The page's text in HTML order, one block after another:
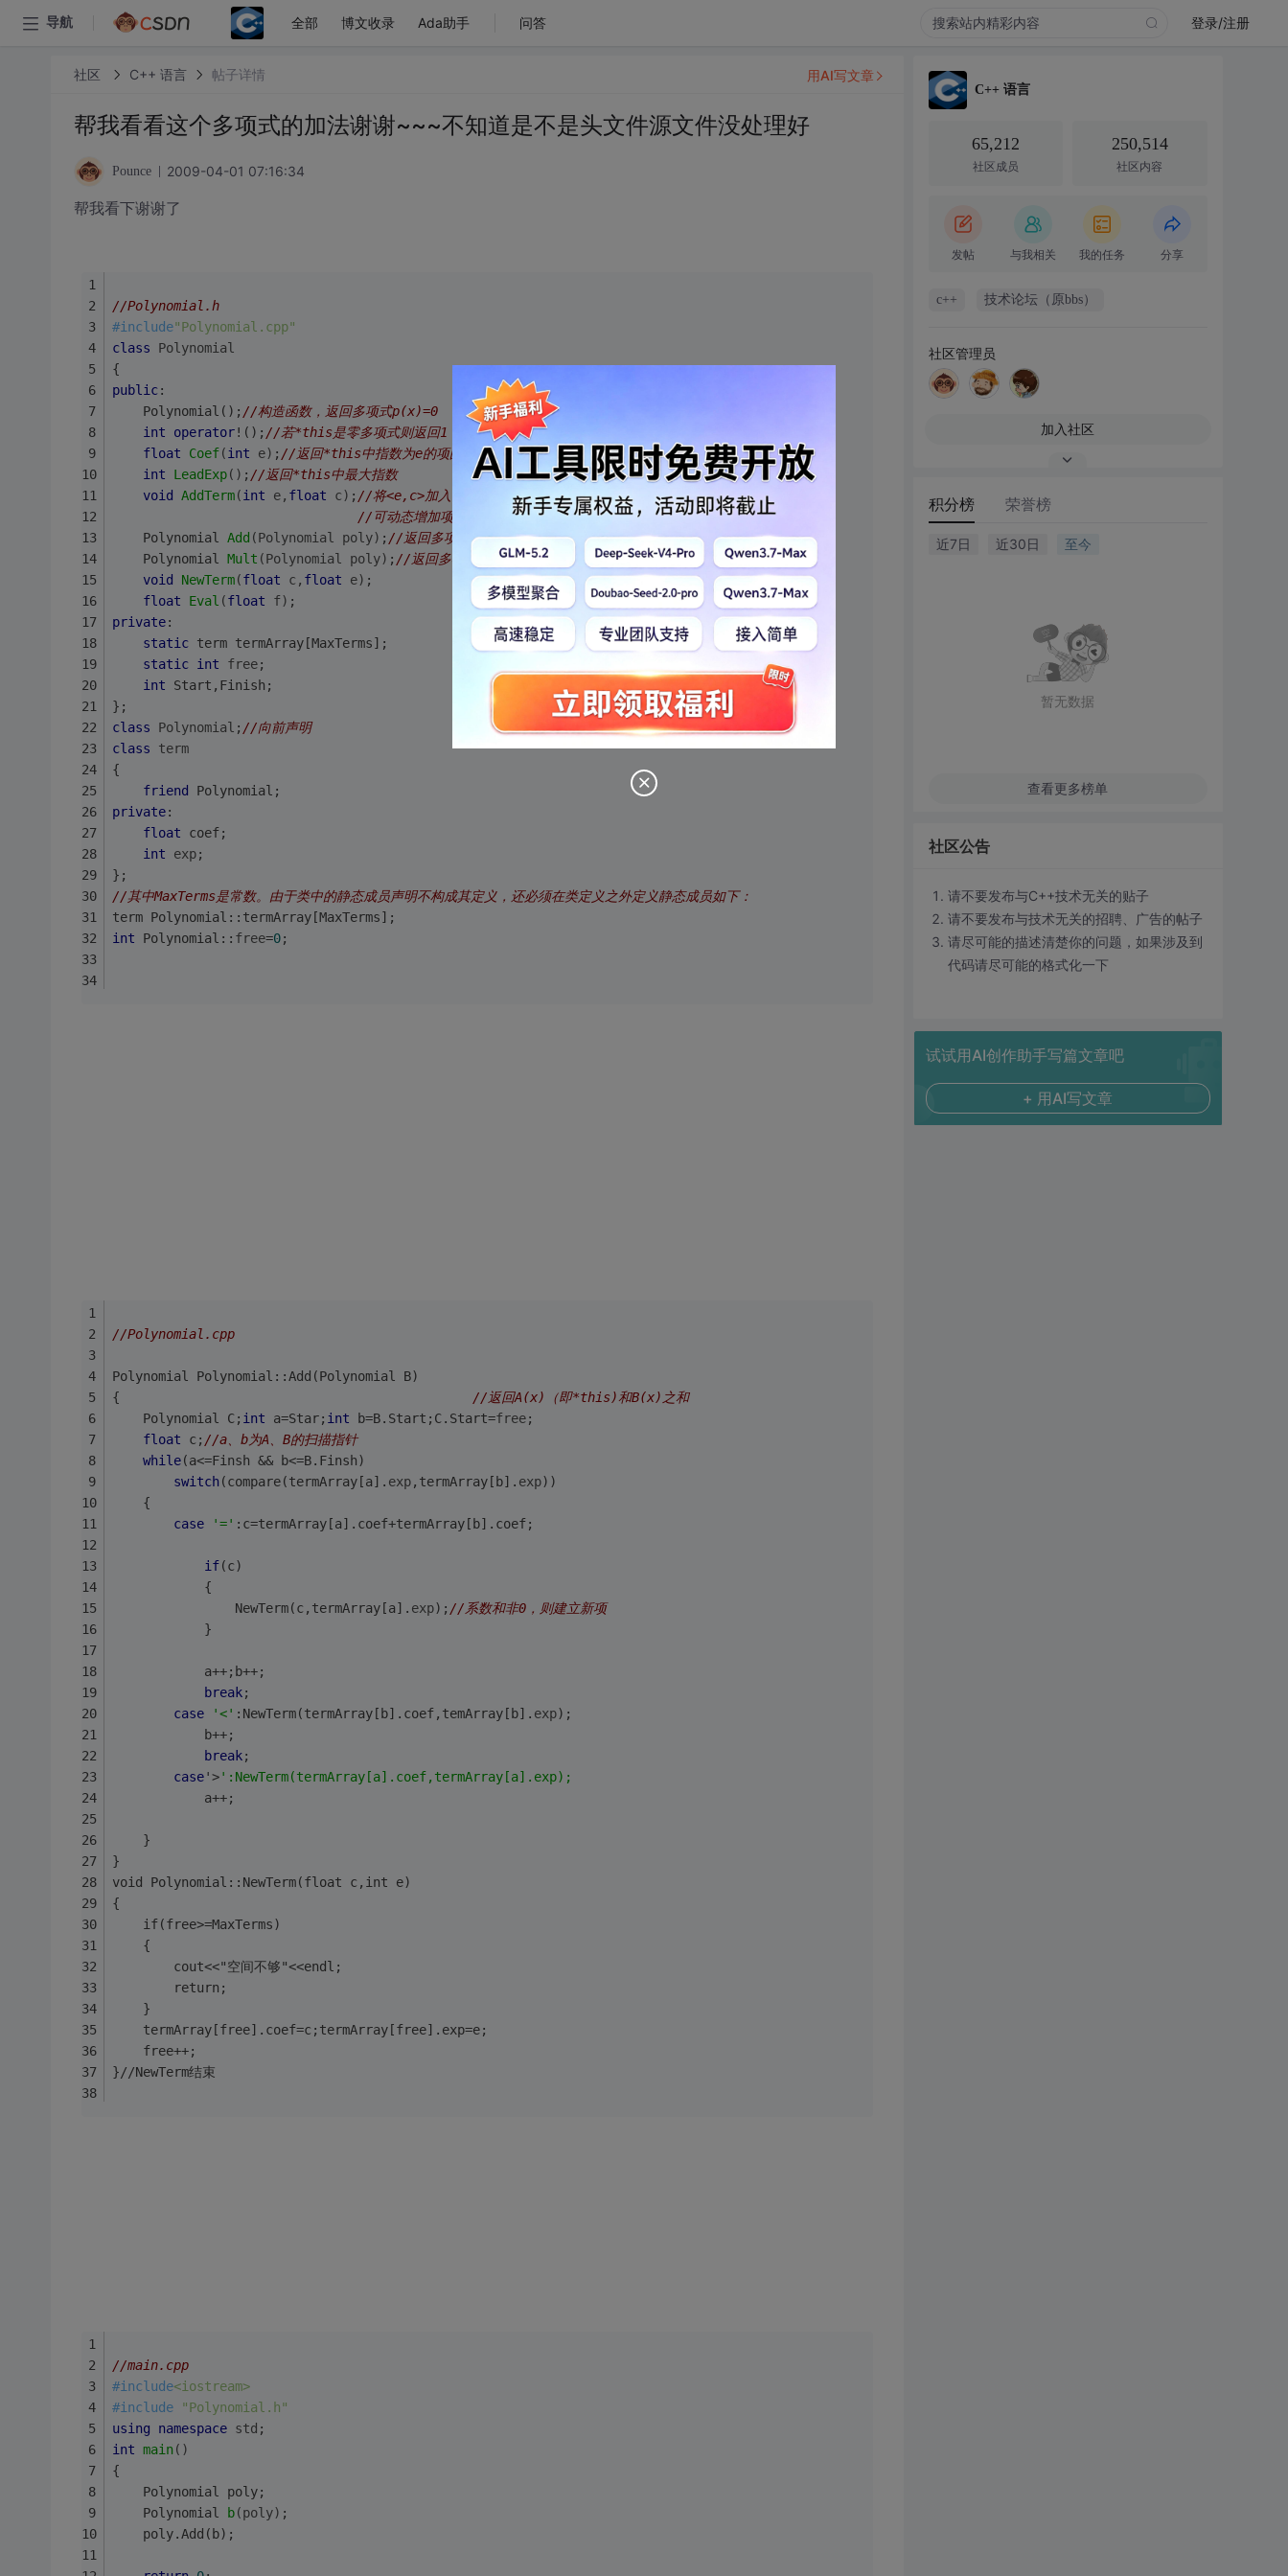
导航 全部 博文收录 Ada助手 问答 登录/注册
社区 C++ 语言 帖子详情
帮我看看这个多项式的加法谢谢~~~不知道是不是头文件源文件没处理好
Pounce 2009-04-01 07:16:34
帮我看下谢谢了
//Polynomial.h
#include"Polynomial.cpp"
class
Polynomial
{
public:
	Polynomial();
//构造函数，返回多项式p(x)=0
int
operator!(); //若*this是零多项式则返回1，否则返回0
float
Coef(int e) ; //返回*this中指数为e的项的系数
int
LeadExp() ; //返回*this中最大指数
void
AddTerm(int e, float c) ; //将<e,c>加入*this，从而使多项式
//可动态增加项
Polynomial Add (Polynomial poly) ; //返回多项式*this和poly之和
Polynomial Mult (Polynomial poly) ; //返回多项式*this与poly之和
void
NewTerm(float c, float e) ;
float
Eval (float f) ;
private:
static term termArray[MaxTerms];
static int free;
int Start,Finish;
};
class
Polynomial ; //向前声明
class
term
{
friend Polynomial;
private:
float coef;
int
exp;
};
//其中MaxTerms是常数。由于类中的静态成员声明不构成其定义，还必须在类定义之外定义静态成员如下：
term Polynomial::termArray[MaxTerms];
int Polynomial:: free=0;
//Polynomial.cpp
Polynomial Polynomial::Add(Polynomial B)
{ //返回A(x)（即*this)和B(x)之和
	Polynomial C;
int a=Star; int b=B.Start;C.Start=free;
float c; //a、b为A、B的扫描指针
while(a<=Finsh && b<=B.Finsh)
switch(compare(termArray[a]. exp,termArray[b]. exp))
	{
case
'=' :c=termArray[a].coef+termArray[b].coef;
if(c)
			{
				NewTerm(c,termArray[a].
exp); //系数和非0，则建立新项
			}
            a++;b++;
break;
case
'<' :NewTerm(termArray[b].coef,temArray[b]. exp);
			b++;
break;
case'>':NewTerm(termArray[a].coef,termArray[a].exp);
			a++;
	}
}
void Polynomial::NewTerm(float c,int e)
{
	if(free>=MaxTerms)
	{
		cout<<"空间不够"<<endl;
		return;
	}
	termArray[free].coef=c;termArray[free].exp=e;
	free++;
}//NewTerm结束
//main.cpp
#include<iostream>
#include
"Polynomial.h"
using
namespace std ;
int main()
{
	Polynomial poly;
Polynomial
b(poly) ;
	poly.Add(b);
用AI写文章
C++ 语言
65,212
社区成员
250,514
社区内容
发帖 与我相关 我的任务 分享
c++ 技术论坛（原bbs）
社区管理员
加入社区
积分榜 荣誉榜
近7日 近30日 至今
暂无数据
查看更多榜单
社区公告
请不要发布与C++技术无关的贴子
请不要发布与技术无关的招聘、广告的帖子
请尽可能的描述清楚你的问题，如果涉及到
代码请尽可能的格式化一下
试试用AI创作助手写篇文章吧
+ 用AI写文章